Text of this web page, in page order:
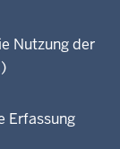
Nutzung der
Erfassung